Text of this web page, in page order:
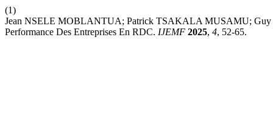
(1)
Jean NSELE MOBLANTUA; Patrick TSAKALA MUSAMU;
Performance Des Entreprises En RDC. IJEMF 2025, 4, 52-65.